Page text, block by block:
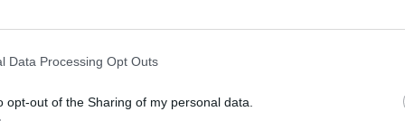
Data Processing Opt Outs
opt-out of the Sharing of my personal data.
Škoda Auto zahájila ve
hlavním závodě v Mladé
sériovou výrobu nového
Jde o největší vůz v